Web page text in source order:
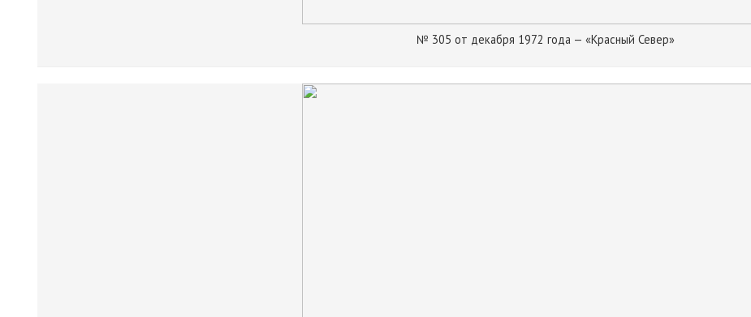
№ 305 от декабря 1972 года — «Красный Север»